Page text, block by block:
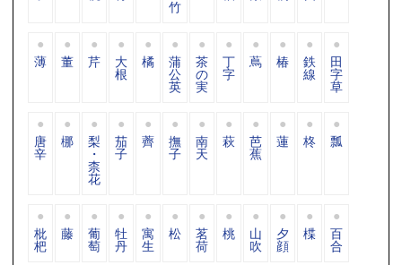
竹
薄 董 芹 大
根
橘 蒲
公
英
茶
の
実
丁
字
蔦 椿 鉄
線
田
字
草
唐
辛
梛 梨
・
柰
花
茄
子
薺 撫
子
南
天
萩 芭
蕉
蓮 柊 瓢
枇
杷
藤 葡
萄
牡
丹
寓
生
松 茗
荷
桃 山
吹
夕
顔
楪 百
合